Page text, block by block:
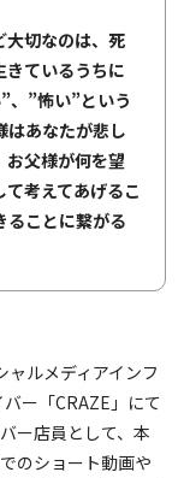
大切なのは、死
きているうちに
、”怖い”という
はあなたが悲し
お父様が何を望
考えてあげるこ
ることに繋がる
ルメディアインフ
ー「CRAZE」にて
ー店員として、本
のショート動画や